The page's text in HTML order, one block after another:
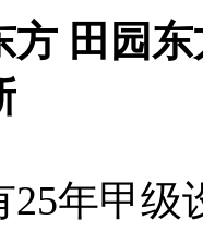
田园东
年甲级